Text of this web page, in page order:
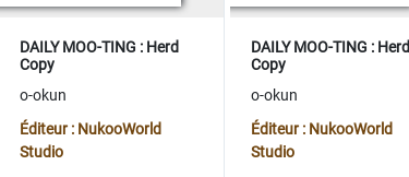
DAILY MOO-TING : Herd
Copy
o-okun
Éditeur : NukooWorld
Studio
DAILY MOO-TING : Herd
Copy
o-okun
Éditeur : NukooWorld
Studio